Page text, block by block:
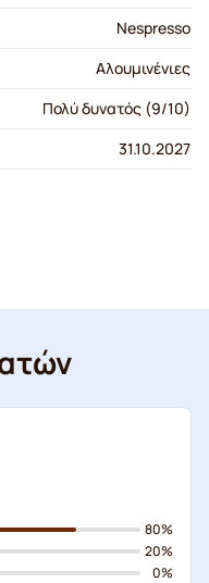
Nespresso
Αλουμινένιες
Πολύ δυνατός (9/10)
31.10.2027
80%
20%
0%